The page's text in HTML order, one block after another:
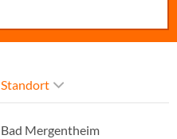
Standort
Bad Mergentheim